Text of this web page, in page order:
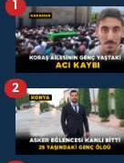
2